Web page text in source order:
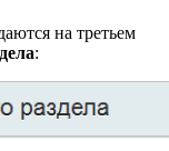
на третьем
: